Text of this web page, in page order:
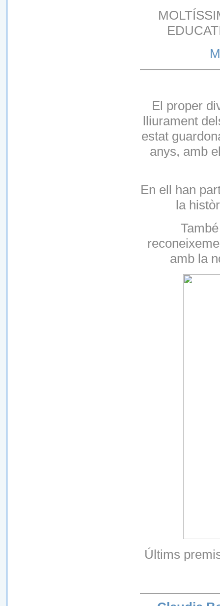
El proper
lliurament
estat
anys, amb
En ell han
la
amb la
Últims